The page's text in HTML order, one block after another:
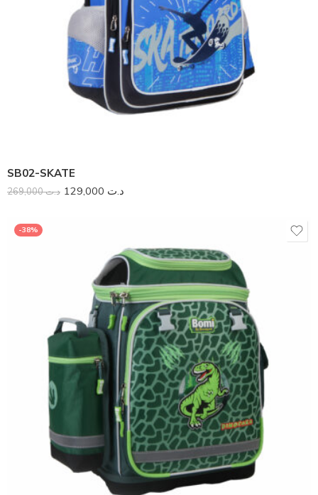
SB02-SKATE
د.ت269,000 د.ت
-38%